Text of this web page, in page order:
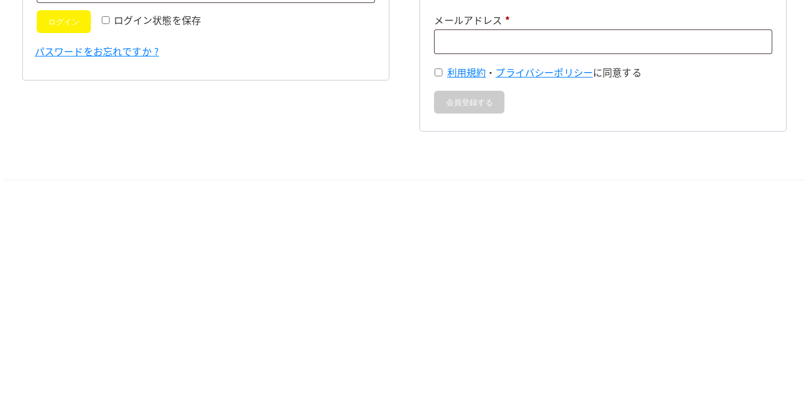
ログイン状態を保存
ログイン
パスワードをお忘れですか ?
メールアドレス *必
利用規約 ・ プライバシーポリシーに同意する
会員登録する